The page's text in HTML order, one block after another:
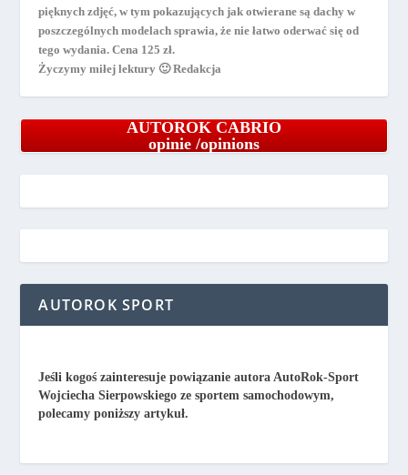
pięknych zdjęć, w tym pokazujących jak otwierane są dachy w
poszczególnych modelach sprawia, że nie łatwo oderwać się od
tego wydania. Cena 125 zł.
Życzymy miłej lektury 🙂 Redakcja
AUTOROK CABRIO
opinie /opinions
AUTOROK SPORT
Jeśli kogoś zainteresuje powiązanie autora AutoRok-Sport
Wojciecha Sierpowskiego ze sportem samochodowym,
polecamy poniższy artykuł.